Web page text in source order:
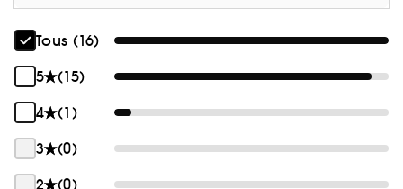
Tous (16)
5
(15)
4
(1)
3
(0)
2
(0)